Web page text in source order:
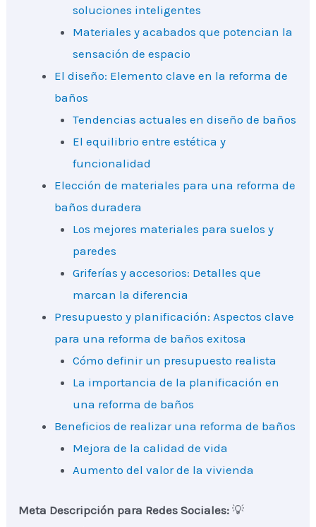
soluciones inteligentes
Materiales y acabados que potencian la
sensación de espacio
El diseño: Elemento clave en la reforma de
baños
Tendencias actuales en diseño de baños
El equilibrio entre estética y
funcionalidad
Elección de materiales para una reforma de
baños duradera
Los mejores materiales para suelos y
paredes
Griferías y accesorios: Detalles que
marcan la diferencia
Presupuesto y planificación: Aspectos clave
para una reforma de baños exitosa
Cómo definir un presupuesto realista
La importancia de la planificación en
una reforma de baños
Beneficios de realizar una reforma de baños
Mejora de la calidad de vida
Aumento del valor de la vivienda
Meta Descripción para Redes Sociales: 💡